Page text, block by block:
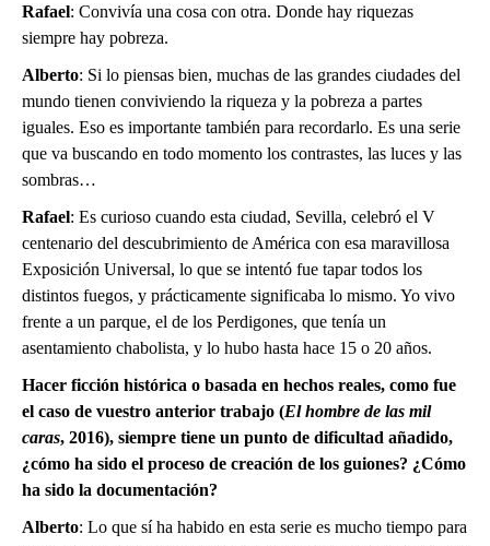
Rafael: Convivía una cosa con otra. Donde hay riquezas
siempre hay pobreza.
Alberto: Si lo piensas bien, muchas de las grandes ciudades del
mundo tienen conviviendo la riqueza y la pobreza a partes
iguales. Eso es importante también para recordarlo. Es una serie
que va buscando en todo momento los contrastes, las luces y las
sombras…
Rafael: Es curioso cuando esta ciudad, Sevilla, celebró el V
centenario del descubrimiento de América con esa maravillosa
Exposición Universal, lo que se intentó fue tapar todos los
distintos fuegos, y prácticamente significaba lo mismo. Yo vivo
frente a un parque, el de los Perdigones, que tenía un
asentamiento chabolista, y lo hubo hasta hace 15 o 20 años.
Hacer ficción histórica o basada en hechos reales, como fue
el caso de vuestro anterior trabajo (El hombre de las mil
caras, 2016), siempre tiene un punto de dificultad añadido,
¿cómo ha sido el proceso de creación de los guiones? ¿Cómo
ha sido la documentación?
Alberto: Lo que sí ha habido en esta serie es mucho tiempo para